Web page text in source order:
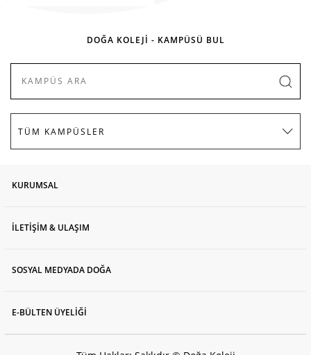
DOĞA KOLEJİ - KAMPÜSÜ BUL
KURUMSAL
İLETİŞİM & ULAŞIM
SOSYAL MEDYADA DOĞA
E-BÜLTEN ÜYELİĞİ